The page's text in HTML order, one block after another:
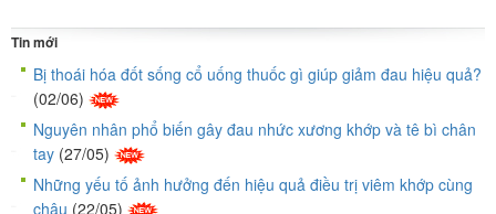
Tin mới
Bị thoái hóa đốt sống cổ uống thuốc gì giúp giảm đau hiệu quả?
(02/06)
Nguyên nhân phổ biến gây đau nhức xương khớp và tê bì chân
tay (27/05)
Những yếu tố ảnh hưởng đến hiệu quả điều trị viêm khớp cùng
chậu (22/05)